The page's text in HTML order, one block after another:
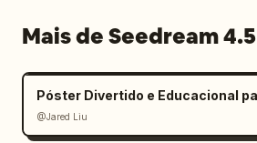
Mais de Seedream 4.5
@Jared Liu